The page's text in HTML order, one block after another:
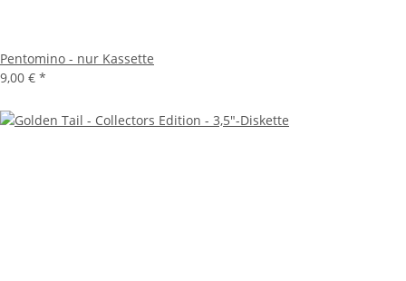
Pentomino - nur Kassette
9,00 € *